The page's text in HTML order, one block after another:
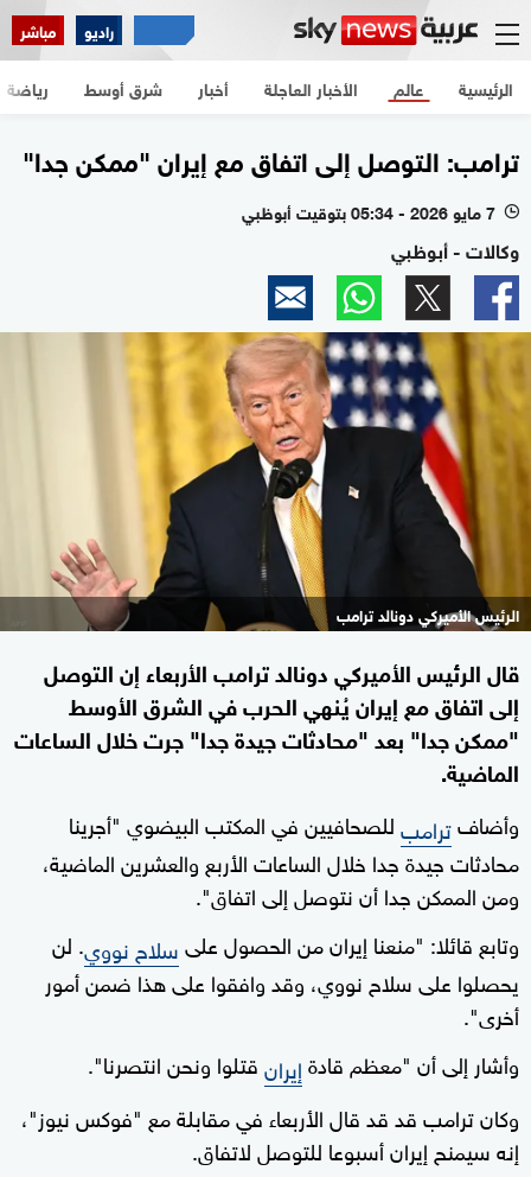
راديو مباشر
الرئيسية الأخبار العاجلة أخبار شرق أوسط عالم رياضة
ترامب: التوصل إلى اتفاق مع إيران "ممكن جدا"
l 7 مايو 2026 - 05:34 بتوقيت أبوظبي
وكالات - أبوظبي
الرئيس الأميركي دونالد ترامب
قال الرئيس الأميركي دونالد ترامب الأربعاء إن التوصل
إلى اتفاق مع إيران يُنهي الحرب في الشرق الأوسط
"ممكن جدا" بعد "محادثات جيدة جدا" جرت خلال الساعات
الماضية.
وأضافترامبللصحافيين في المكتب البيضوي "أجرينا
محادثات جيدة جدا خلال الساعات الأربع والعشرين الماضية،
ومن الممكن جدا أن نتوصل إلى اتفاق".
وتابع قائلا: "منعنا إيران من الحصول علىسلاح نووي. لن
يحصلوا على سلاح نووي، وقد وافقوا على هذا ضمن أمور
أخرى".
وأشار إلى أن "معظم قادةإيرانقتلوا ونحن انتصرنا".
وكان ترامب قد قد قال الأربعاء في مقابلة مع "فوكس نيوز"،
إنه سيمنح إيران أسبوعا للتوصل لاتفاق.